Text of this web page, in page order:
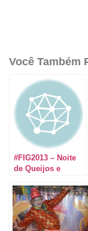
Você Também
#FIG2013 – Noite
de Queijos e